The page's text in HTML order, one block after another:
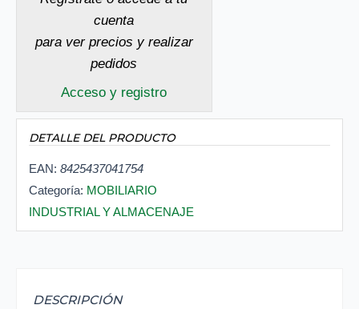
cuenta
para ver precios y realizar
pedidos
Acceso y registro
DETALLE DEL PRODUCTO
EAN: 8425437041754
Categoría: MOBILIARIO
INDUSTRIAL Y ALMACENAJE
DESCRIPCIÓN